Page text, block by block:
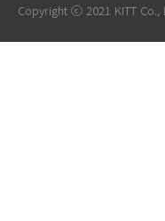
Copyright ⓒ 2021 KITT